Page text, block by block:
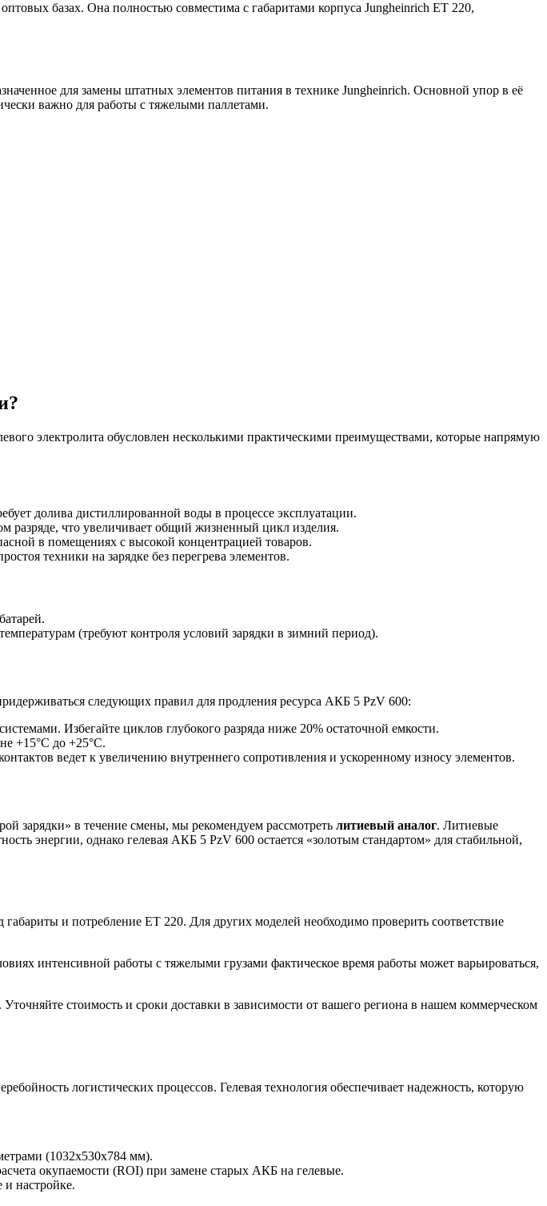
базах. Она полностью совместима с габаритами корпуса Jungheinrich ET 220,
для замены штатных элементов питания в технике Jungheinrich. Основной упор в её
важно для работы с тяжелыми паллетами.
электролита обусловлен несколькими практическими преимуществами, которые напрямую
долива дистиллированной воды в процессе эксплуатации.
разряде, что увеличивает общий жизненный цикл изделия.
в помещениях с высокой концентрацией товаров.
техники на зарядке без перегрева элементов.
(требуют контроля условий зарядки в зимний период).
следующих правил для продления ресурса АКБ 5 PzV 600:
Избегайте циклов глубокого разряда ниже 20% остаточной емкости.
+15°C до +25°C.
ведет к увеличению внутреннего сопротивления и ускоренному износу элементов.
зарядки» в течение смены, мы рекомендуем рассмотреть литиевый аналог. Литиевые
энергии, однако гелевая АКБ 5 PzV 600 остается «золотым стандартом» для стабильной,
и потребление ET 220. Для других моделей необходимо проверить соответствие
интенсивной работы с тяжелыми грузами фактическое время работы может варьироваться,
стоимость и сроки доставки в зависимости от вашего региона в нашем коммерческом
логистических процессов. Гелевая технология обеспечивает надежность, которую
(1032x530x784 мм).
окупаемости (ROI) при замене старых АКБ на гелевые.
настройке.